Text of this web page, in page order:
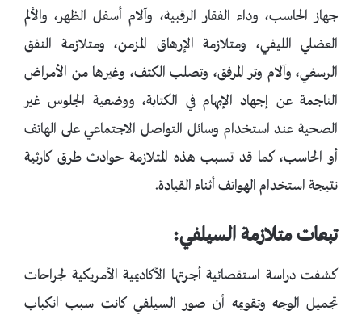
جهاز الحاسب، وداء الفقار الرقبية، وآلام أسفل الظهر، والألم
العضلي الليفي، ومتلازمة الإرهاق المزمن، ومتلازمة النفق
الرسغي، وآلام وتر المرفق، وتصلب الكتف، وغيرها من الأمراض
الناجمة عن إجهاد الإبهام في الكتابة، ووضعية الجلوس غير
الصحية عند استخدام وسائل التواصل الاجتماعي على الهاتف
أو الحاسب، كما قد تسبب هذه المتلازمة حوادث طرق كارثية
نتيجة استخدام الهواتف أثناء القيادة.
تبعات متلازمة السيلفي:
كشفت دراسة استقصائية أجرتها الأكاديمية الأمريكية لجراحات
تجميل الوجه وتقويمه أن صور السيلفي كانت سبب انكباب